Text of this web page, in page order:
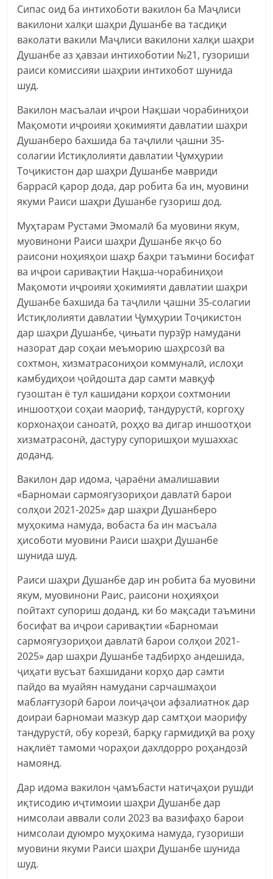
Сипас оид ба интихоботи вакилон ба Маҷлиси
вакилони халқи шаҳри Душанбе ва тасдиқи
ваколати вакили Маҷлиси вакилони халқи шаҳри
Душанбе аз ҳавзаи интихоботии №21, гузориши
раиси комиссияи шаҳрии интихобот шунида
шуд.
Вакилон масъалаи иҷрои Нақшаи чорабиниҳои
Мақомоти иҷроияи ҳокимияти давлатии шаҳри
Душанберо бахшида ба таҷлили ҷашни 35-
солагии Истиқлолияти давлатии Ҷумҳурии
Тоҷикистон дар шаҳри Душанбе мавриди
баррасӣ қарор дода, дар робита ба ин, муовини
якуми Раиси шаҳри Душанбе гузориш дод.
Муҳтарам Рустами Эмомалӣ ба муовини якум,
муовинони Раиси шаҳри Душанбе якҷо бо
раисони ноҳияҳои шаҳр баҳри таъмини босифат
ва иҷрои саривақтии Нақша-чорабиниҳои
Мақомоти иҷроияи ҳокимияти давлатии шаҳри
Душанбе бахшида ба таҷлили ҷашни 35-солагии
Истиқлолияти давлатии Ҷумҳурии Тоҷикистон
дар шаҳри Душанбе, ҷињати пурзўр намудани
назорат дар соҳаи меъморию шаҳрсозӣ ва
сохтмон, хизматрасониҳои коммуналӣ, ислоҳи
камбудиҳои ҷойдошта дар самти мавқуф
гузоштан ё тул кашидани корҳои сохтмонии
иншоотҳои соҳаи маориф, тандурустӣ, коргоҳу
корхонаҳои саноатӣ, роҳҳо ва дигар иншоотҳои
хизматрасонӣ, дастуру супоришҳои мушаххас
доданд.
Вакилон дар идома, ҷараёни амалишавии
«Барномаи сармоягузориҳои давлатӣ барои
солҳои 2021-2025» дар шаҳри Душанберо
муҳокима намуда, вобаста ба ин масъала
ҳисоботи муовини Раиси шаҳри Душанбе
шунида шуд.
Раиси шаҳри Душанбе дар ин робита ба муовини
якум, муовинони Раис, раисони ноҳияҳои
пойтахт супориш доданд, ки бо мақсади таъмини
босифат ва иҷрои саривақтии «Барномаи
сармоягузориҳои давлатӣ барои солҳои 2021-
2025» дар шаҳри Душанбе тадбирҳо андешида,
ҷиҳати вусъат бахшидани корҳо дар самти
пайдо ва муайян намудани сарчашмаҳои
маблағгузорӣ барои лоиҷаҷои афзалиатнок дар
доираи барномаи мазкур дар самтҳои маорифу
тандурустӣ, обу корезӣ, барқу гармидиҳӣ ва роҳу
нақлиёт тамоми чораҳои дахлдорро роҳандозӣ
намоянд.
Дар идома вакилон ҷамъбасти натиҷаҳои рушди
иқтисодию иҷтимоии шаҳри Душанбе дар
нимсолаи аввали соли 2023 ва вазифаҳо барои
нимсолаи дуюмро муҳокима намуда, гузориши
муовини якуми Раиси шаҳри Душанбе шунида
шуд.